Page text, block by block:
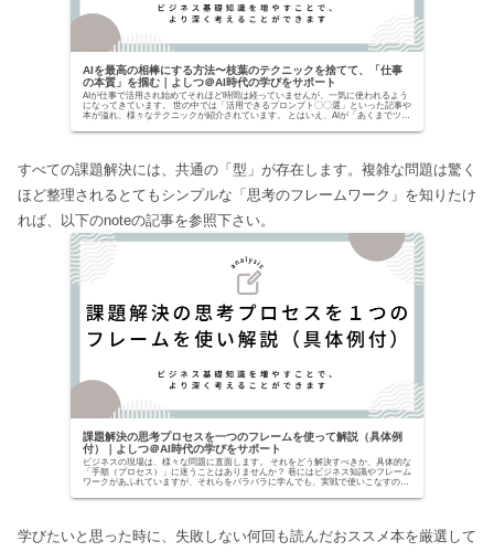
AIを最高の相棒にする方法〜枝葉のテクニックを捨てて、「仕事
の本質」を掴む｜よしつ＠AI時代の学びをサポート
AIが仕事で活用され始めてそれほど時間は経っていませんが、一気に使われるよう
になってきています。 世の中では「活用できるプロンプト〇〇選」といった記事や
本が溢れ、様々なテクニックが紹介されています。 とはいえ、AIが「あくまでツー
すべての課題解決には、共通の「型」が存在します。複雑な問題は驚く
ほど整理されるとてもシンプルな「思考のフレームワーク」を知りたけ
れば、以下のnoteの記事を参照下さい。
課題解決の思考プロセスを一つのフレームを使って解説（具体例
付）｜よしつ＠AI時代の学びをサポート
ビジネスの現場は、様々な問題に直面します。 それをどう解決すべきか、具体的な
「手順（プロセス）」に迷うことはありませんか？ 巷にはビジネス知識やフレーム
ワークがあふれていますが、それらをバラバラに学んでも、実戦で使いこなすのは
学びたいと思った時に、失敗しない何回も読んだおススメ本を厳選して